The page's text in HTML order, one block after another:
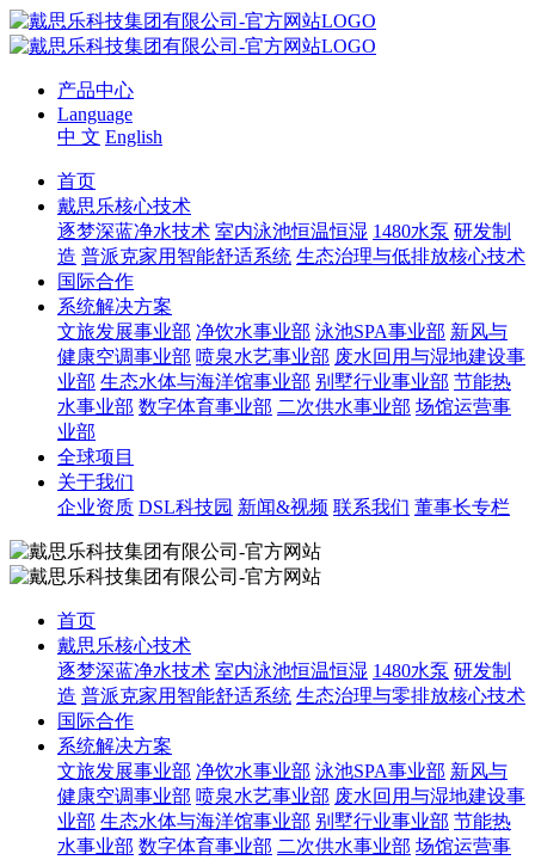
产品中心
Language
中 文 English
首页
戴思乐核心技术
逐梦深蓝净水技术 室内泳池恒温恒湿 1480水泵 研发制
造 普派克家用智能舒适系统 生态治理与低排放核心技术
国际合作
系统解决方案
文旅发展事业部 净饮水事业部 泳池SPA事业部 新风与
健康空调事业部 喷泉水艺事业部 废水回用与湿地建设事
业部 生态水体与海洋馆事业部 别墅行业事业部 节能热
水事业部 数字体育事业部 二次供水事业部 场馆运营事
业部
全球项目
关于我们
企业资质 DSL科技园 新闻&视频 联系我们 董事长专栏
首页
戴思乐核心技术
逐梦深蓝净水技术 室内泳池恒温恒湿 1480水泵 研发制
造 普派克家用智能舒适系统 生态治理与零排放核心技术
国际合作
系统解决方案
文旅发展事业部 净饮水事业部 泳池SPA事业部 新风与
健康空调事业部 喷泉水艺事业部 废水回用与湿地建设事
业部 生态水体与海洋馆事业部 别墅行业事业部 节能热
水事业部 数字体育事业部 二次供水事业部 场馆运营事